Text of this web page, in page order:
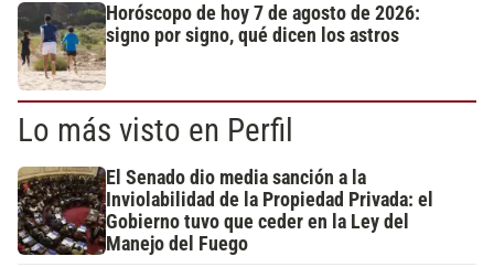
Horóscopo de hoy 7 de agosto de 2026:
signo por signo, qué dicen los astros
Lo más visto en Perfil
El Senado dio media sanción a la
Inviolabilidad de la Propiedad Privada: el
Gobierno tuvo que ceder en la Ley del
Manejo del Fuego